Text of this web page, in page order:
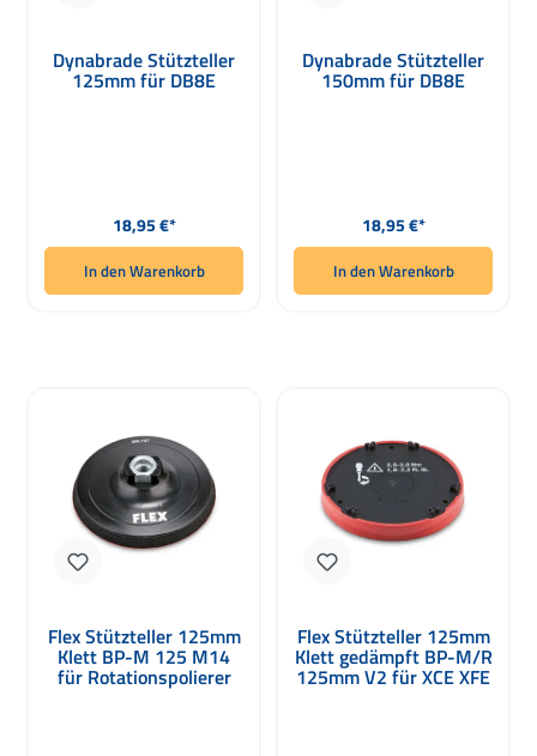
Dynabrade Stützteller
125mm für DB8E
Regulärer Preis:
18,95 €*
In den Warenkorb
Dynabrade Stützteller
150mm für DB8E
Regulärer Preis:
18,95 €*
In den Warenkorb
Flex Stützteller 125mm
Klett BP-M 125 M14
für Rotationspolierer
Flex Stützteller 125mm
Klett gedämpft BP-M/R
125mm V2 für XCE XFE